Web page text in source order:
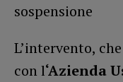
sospensione
L’intervento,
con l‘Azienda